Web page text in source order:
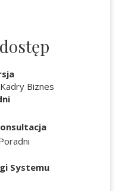
Biznes
Systemu